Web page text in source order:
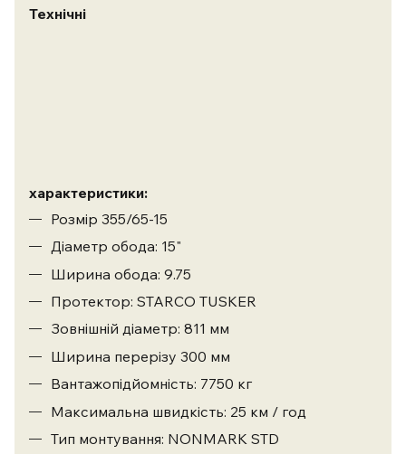
Технічні
характеристики:
Розмір 355/65-15
Діаметр обода: 15"
Ширина обода: 9.75
Протектор: STARCO TUSKER
Зовнішній діаметр: 811 мм
Ширина перерізу 300 мм
Вантажопідйомність: 7750 кг
Максимальна швидкість: 25 км / год
Тип монтування: NONMARK STD